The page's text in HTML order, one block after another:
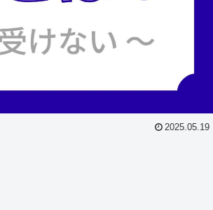
2025.05.19